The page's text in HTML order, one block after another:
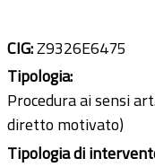
CIG:Z9326E6475
Tipologia:
Procedura ai sensi
diretto motivato)
Tipologia di